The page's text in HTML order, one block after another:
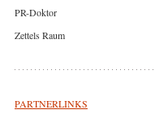
PR-Doktor
Zettels Raum
PARTNERLINKS